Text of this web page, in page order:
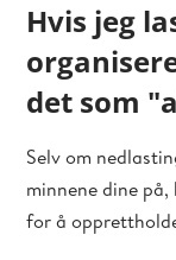
Hvis jeg
det som
Selv om
minnene dine
for å